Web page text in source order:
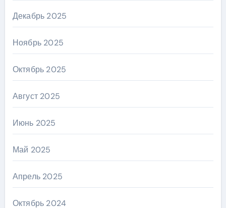
Декабрь 2025
Ноябрь 2025
Октябрь 2025
Август 2025
Июнь 2025
Май 2025
Апрель 2025
Октябрь 2024